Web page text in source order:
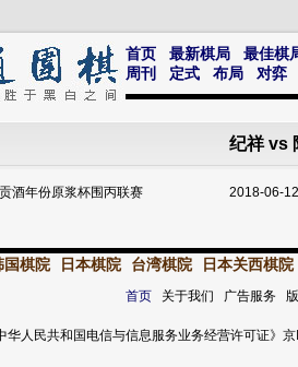
首页 最新棋局
最佳棋
周刊
定式 布局 对弈
纪祥 vs
酒年份原浆杯围丙联赛 2018-06-12
国棋院 日本棋院 台湾棋院 日本关西棋院
首页关于我们 广告服务
华人民共和国电信与信息服务业务经营许可证